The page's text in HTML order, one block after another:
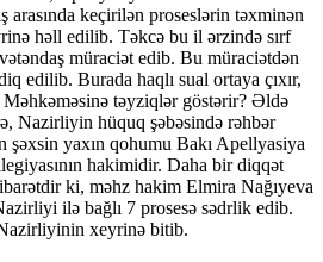
keçirilən proseslərin təxminən
həll edilib. Təkcə bu il ərzində sırf
müraciət edib. Bu müraciətdən
edilib. Burada haqlı sual ortaya çıxır,
təyziqlər göstərir? Əldə
Nazirliyin hüquq şəbəsində rəhbər
şəxsin yaxın qohumu Bakı Apellyasiya
hakimidir. Daha bir diqqət
ki, məhz hakim Elmira Nağıyeva
ilə bağlı 7 prosesə sədrlik edib.
xeyrinə bitib.